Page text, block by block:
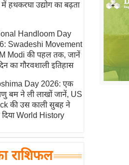
में हथकरघा उद्योग का बढ़ता
Handloom Day
Swadeshi Movement
Modi की पहल तक, जानें
का गौरवशाली इतिहास
Day 2026: एक
बम ने ली लाखों जानें, US
की उस काली सुबह ने
World History
राशिफल